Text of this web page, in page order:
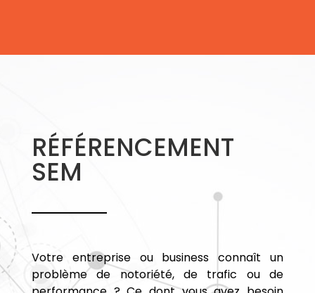
RÉFÉRENCEMENT
SEM
Votre entreprise ou business connaît un
problème de notoriété, de trafic ou de